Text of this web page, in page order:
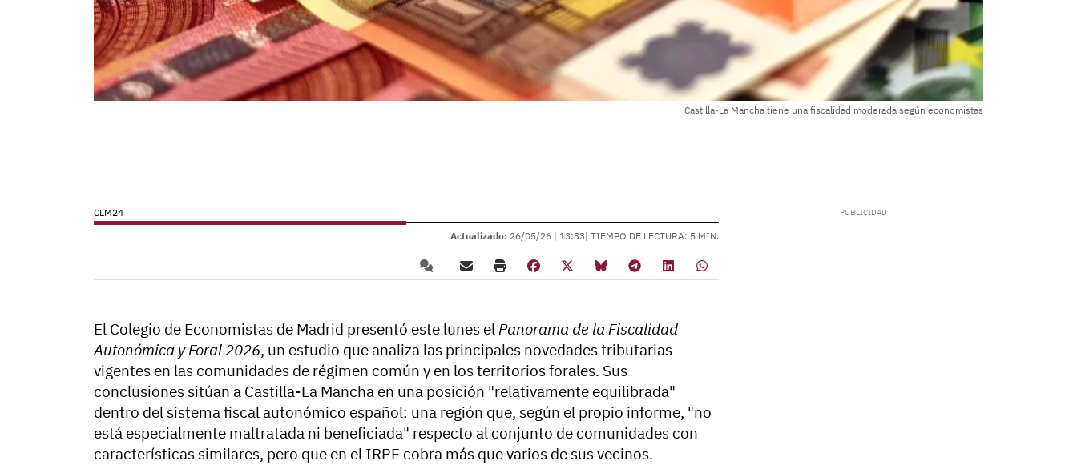
Castilla-La Mancha tiene una fiscalidad moderada según economistas
CLM24
Actualizado: 26/05/26 | 13:33| TIEMPO DE LECTURA: 5 MIN.
El Colegio de Economistas de Madrid presentó este lunes elPanorama de la Fiscalidad
Autonómica y Foral 2026, un estudio que analiza las principales novedades tributarias
vigentes en las comunidades de régimen común y en los territorios forales. Sus
conclusiones sitúan a Castilla-La Mancha en una posición "relativamente equilibrada"
dentro del sistema fiscal autonómico español: una región que, según el propio informe, "no
está especialmente maltratada ni beneficiada" respecto al conjunto de comunidades con
características similares, pero que en el IRPF cobra más que varios de sus vecinos.